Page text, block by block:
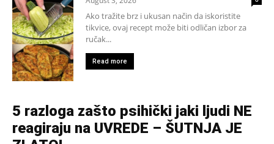
Ako tražite brz i ukusan način da iskoristite
tikvice, ovaj recept može biti odličan izbor za
ručak...
Read more
5 razloga zašto psihički jaki ljudi NE
reagiraju na UVREDE – ŠUTNJA JE